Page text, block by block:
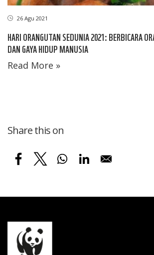
26 Agu 2021
HARI ORANGUTAN SEDUNIA 2021: BERBICARA
DAN GAYA HIDUP MANUSIA
Read More »
Share this on